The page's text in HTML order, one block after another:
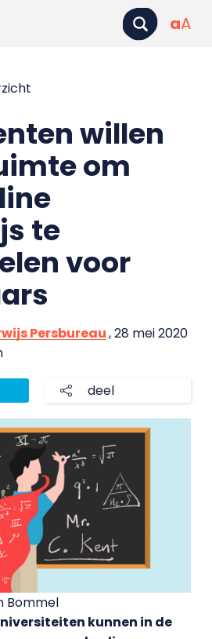
aA
willen
om
te
voor
Persbureau, 28 mei 2020
deel
Bommel
kunnen in de